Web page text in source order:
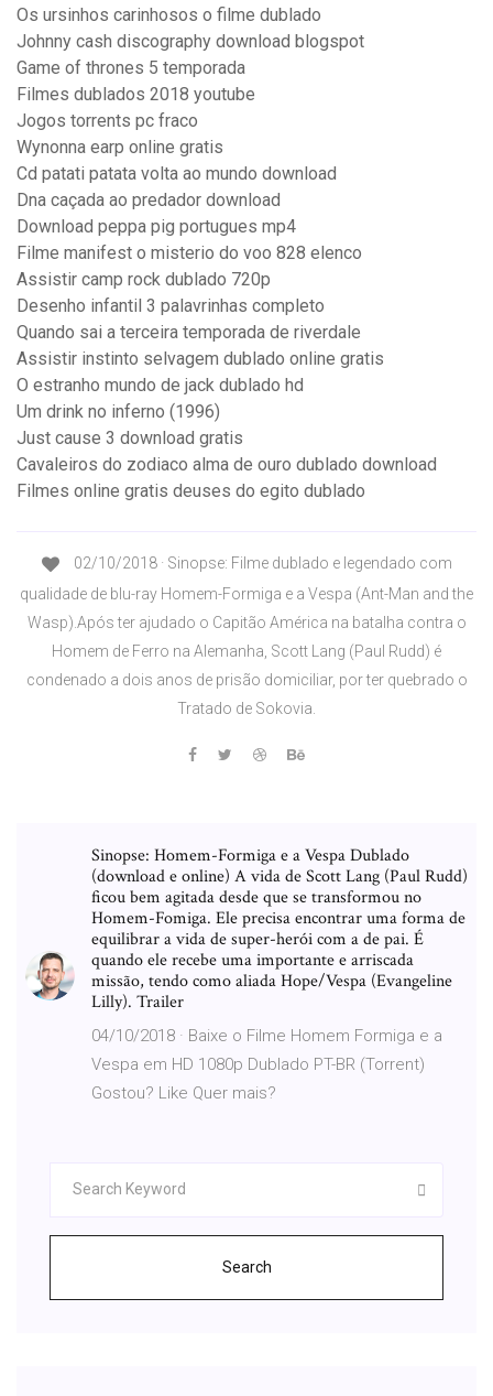
Os ursinhos carinhosos o filme dublado
Johnny cash discography download blogspot
Game of thrones 5 temporada
Filmes dublados 2018 youtube
Jogos torrents pc fraco
Wynonna earp online gratis
Cd patati patata volta ao mundo download
Dna caçada ao predador download
Download peppa pig portugues mp4
Filme manifest o misterio do voo 828 elenco
Assistir camp rock dublado 720p
Desenho infantil 3 palavrinhas completo
Quando sai a terceira temporada de riverdale
Assistir instinto selvagem dublado online gratis
O estranho mundo de jack dublado hd
Um drink no inferno (1996)
Just cause 3 download gratis
Cavaleiros do zodiaco alma de ouro dublado download
Filmes online gratis deuses do egito dublado
02/10/2018 · Sinopse: Filme dublado e legendado com
qualidade de blu-ray Homem-Formiga e a Vespa (Ant-Man and the
Wasp).Após ter ajudado o Capitão América na batalha contra o
Homem de Ferro na Alemanha, Scott Lang (Paul Rudd) é
condenado a dois anos de prisão domiciliar, por ter quebrado o
Tratado de Sokovia.
Sinopse: Homem-Formiga e a Vespa Dublado
(download e online) A vida de Scott Lang (Paul Rudd)
ficou bem agitada desde que se transformou no
Homem-Fomiga. Ele precisa encontrar uma forma de
equilibrar a vida de super-herói com a de pai. É
quando ele recebe uma importante e arriscada
missão, tendo como aliada Hope/Vespa (Evangeline
Lilly). Trailer
04/10/2018 · Baixe o Filme Homem Formiga e a
Vespa em HD 1080p Dublado PT-BR (Torrent)
Gostou? Like Quer mais?
Search